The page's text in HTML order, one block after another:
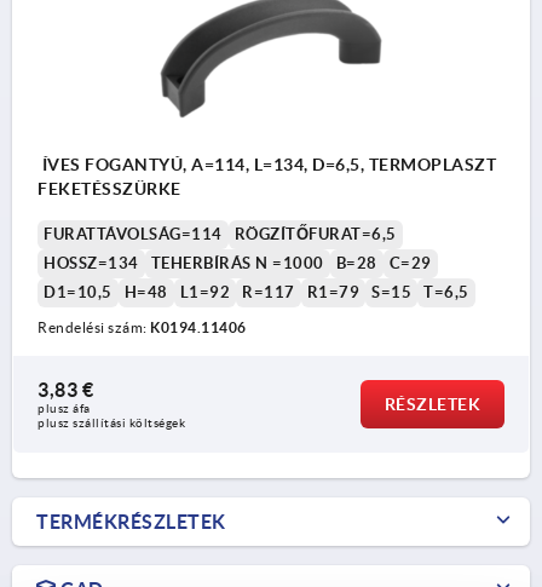
ÍVES FOGANTYÚ, A=114, L=134, D=6,5, TERMOPLASZT
FEKETÉSSZÜRKE
FURATTÁVOLSÁG=114
RÖGZÍTŐFURAT=6,5
HOSSZ=134
TEHERBÍRÁS N =1000 B=28
C=29
D1=10,5
H=48 L1=92 R=117 R1=79 S=15 T=6,5
Rendelési szám: K0194.11406
3,83 €
plusz áfa
plusz szállítási költségek
RÉSZLETEK
TERMÉKRÉSZLETEK